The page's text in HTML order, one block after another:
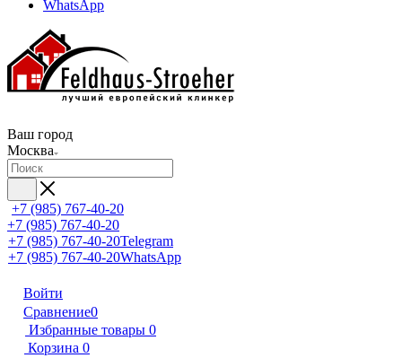
WhatsApp
Ваш город
Москва
+7 (985) 767-40-20
+7 (985) 767-40-20
+7 (985) 767-40-20Telegram
+7 (985) 767-40-20WhatsApp
Войти
Сравнение0
Избранные товары 0
Корзина 0